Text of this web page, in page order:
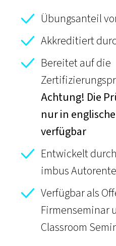
Übungsanteil
Akkreditiert
Bereitet auf die
Achtung! Die
nur in
verfügbar
Entwickelt
imbus
Verfügbar als
Firmenseminar
Classroom